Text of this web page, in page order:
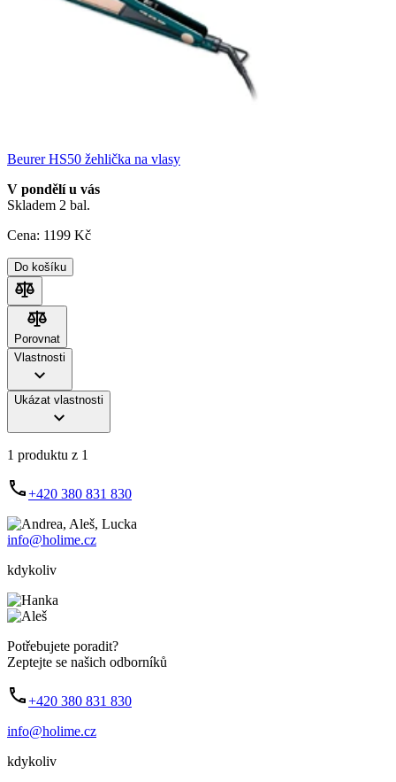
Beurer HS50 žehlička na vlasy
V pondělí u vás
Skladem 2 bal.
Cena: 1199 Kč
Do košíku
Porovnat
Porovnat
Vlastnosti
Ukázat vlastnosti
1 produktu z 1
+420 380 831 830
info@holime.cz
kdykoliv
Potřebujete poradit?
Zeptejte se našich odborníků
+420 380 831 830
info@holime.cz
kdykoliv